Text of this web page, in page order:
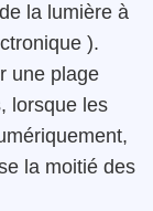
la lumière à
).
une plage
lorsque les
la moitié des